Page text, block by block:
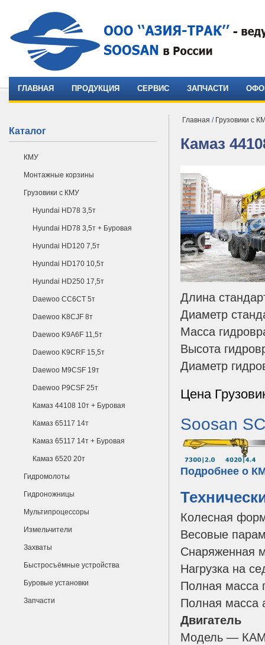
ГЛАВНАЯ ПРОДУКЦИЯ СЕРВИС ЗАПЧАСТИ
Каталог
КМУ
Монтажные корзины
Грузовики с КМУ
Hyundai HD78 3,5т
Hyundai HD78 3,5т + Буровая
Hyundai HD120 7,5т
Hyundai HD170 10,5т
Hyundai HD250 17,5т
Daewoo CC6CT 5т
Daewoo K8CJF 8т
Daewoo K9A6F 11,5т
Daewoo K9CRF 15,5т
Daewoo M9CSF 19т
Daewoo P9CSF 25т
Камаз 44108 10т + Буровая
Камаз 65117 14т
Камаз 65117 14т + Буровая
Камаз 6520 20т
Гидромолоты
Гидроножницы
Мультипроцессоры
Измельчители
Захваты
Быстросъёмные устройства
Буровые установки
Запчасти
Главная / Грузовики с
Камаз
Длина
Диаметр
Масса
Высота
Диаметр
Цена
Soosan
Подробнее о
Колесная
Весовые
Снаряженная
Нагрузка на
Полная масса
Полная масса
Двигатель
Модель —